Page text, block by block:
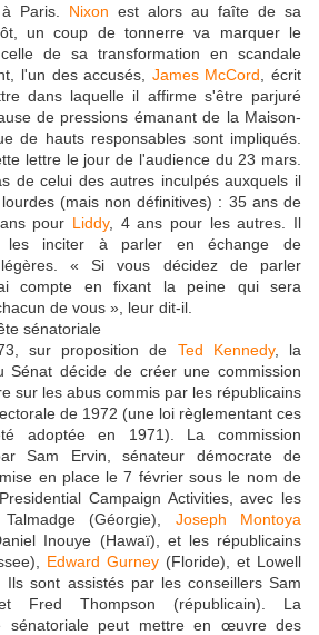
Paris. Nixon est alors au faîte de sa
un coup de tonnerre va marquer le
de sa transformation en scandale
l'un des accusés, James McCord , écrit
dans laquelle il affirme s'être parjuré
de pressions émanant de la Maison-
de hauts responsables sont impliqués.
lettre le jour de l'audience du 23 mars.
de celui des autres inculpés auxquels il
(mais non définitives) : 35 ans de
pour Liddy, 4 ans pour les autres. Il
les inciter à parler en échange de
légères. « Si vous décidez de parler
compte en fixant la peine qui sera
de vous », leur dit-il.
sénatoriale
sur proposition de Ted Kennedy, la
Sénat décide de créer une commission
sur les abus commis par les républicains
de 1972 (une loi règlementant ces
adoptée en 1971). La commission
Sam Ervin, sénateur démocrate de
en place le 7 février sous le nom de
Campaign Activities, avec les
(Géorgie), Joseph Montoya
Inouye (Hawaï), et les républicains
Edward Gurney (Floride), et Lowell
Ils sont assistés par les conseillers Sam
Fred Thompson (républicain). La
sénatoriale peut mettre en œuvre des